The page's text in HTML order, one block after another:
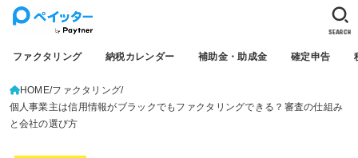
ファクタリング 納税カレンダー 補助金・助成金 確定申告
SEARCH
HOME ファクタリング
個人事業主は信用情報がブラックでもファクタリングできる？審査の仕組み
と会社の選び方